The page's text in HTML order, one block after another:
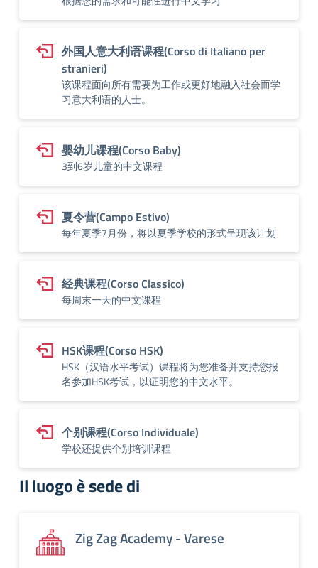
外国人意大利语课程(Corso di Italiano per
stranieri)
该课程面向所有需要为工作或更好地融入社会而学
习意大利语的人士。
婴幼儿课程(Corso Baby)
3到6岁儿童的中文课程
夏令营(Campo Estivo)
每年夏季7月份，将以夏季学校的形式呈现该计划
经典课程(Corso Classico)
每周末一天的中文课程
HSK课程(Corso HSK)
HSK（汉语水平考试）课程将为您准备并支持您报
名参加HSK考试，以证明您的中文水平。
个别课程(Corso Individuale)
学校还提供个别培训课程
Il luogo è sede di
Zig Zag Academy - Varese